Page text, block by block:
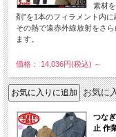
素材
剤”を1本のフィラメント内
その熱で遠赤外線放射をさ
ます。
価格： 14,036円(税込) ～
お気に
つな
止 作